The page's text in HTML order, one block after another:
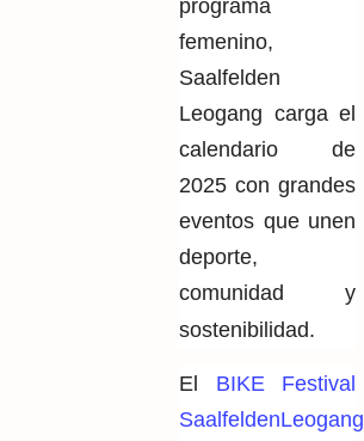
programa
femenino,
Saalfelden
Leogang carga el
calendario de
2025 con grandes
eventos que unen
deporte,
comunidad y
sostenibilidad.
El BIKE Festival
SaalfeldenLeogang